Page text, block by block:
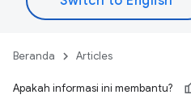
Beranda Articles
Apakah informasi ini membantu?